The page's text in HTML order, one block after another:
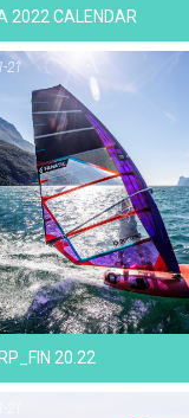
2022 CALENDAR
20.22
21